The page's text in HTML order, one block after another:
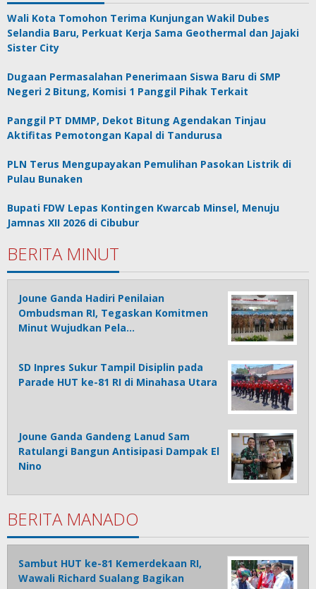
Wali Kota Tomohon Terima Kunjungan Wakil Dubes
Selandia Baru, Perkuat Kerja Sama Geothermal dan Jajaki
Sister City
Dugaan Permasalahan Penerimaan Siswa Baru di SMP
Negeri 2 Bitung, Komisi 1 Panggil Pihak Terkait
Panggil PT DMMP, Dekot Bitung Agendakan Tinjau
Aktifitas Pemotongan Kapal di Tandurusa
PLN Terus Mengupayakan Pemulihan Pasokan Listrik di
Pulau Bunaken
Bupati FDW Lepas Kontingen Kwarcab Minsel, Menuju
Jamnas XII 2026 di Cibubur
BERITA MINUT
Joune Ganda Hadiri Penilaian
Ombudsman RI, Tegaskan Komitmen
Minut Wujudkan Pela…
SD Inpres Sukur Tampil Disiplin pada
Parade HUT ke-81 RI di Minahasa Utara
Joune Ganda Gandeng Lanud Sam
Ratulangi Bangun Antisipasi Dampak El
Nino
BERITA MANADO
Sambut HUT ke-81 Kemerdekaan RI,
Wawali Richard Sualang Bagikan